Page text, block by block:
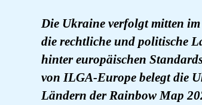
Die Ukraine verfolgt mitten
die rechtliche und politische
hinter europäischen
von ILGA-Europe belegt die
Ländern der Rainbow Map